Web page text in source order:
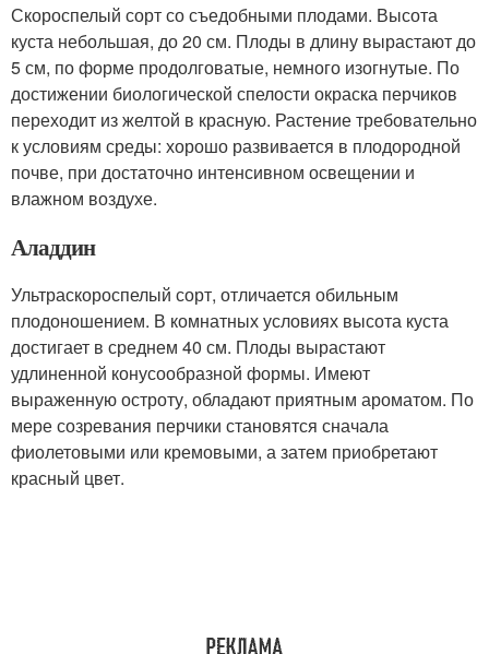
Скороспелый сорт со съедобными плодами. Высота
куста небольшая, до 20 см. Плоды в длину вырастают до
5 см, по форме продолговатые, немного изогнутые. По
достижении биологической спелости окраска перчиков
переходит из желтой в красную. Растение требовательно
к условиям среды: хорошо развивается в плодородной
почве, при достаточно интенсивном освещении и
влажном воздухе.
Аладдин
Ультраскороспелый сорт, отличается обильным
плодоношением. В комнатных условиях высота куста
достигает в среднем 40 см. Плоды вырастают
удлиненной конусообразной формы. Имеют
выраженную остроту, обладают приятным ароматом. По
мере созревания перчики становятся сначала
фиолетовыми или кремовыми, а затем приобретают
красный цвет.